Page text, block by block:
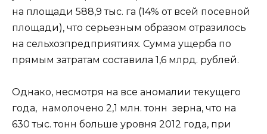
на площади 588,9 тыс. га (14% от всей посевной
площади), что серьезным образом отразилось
на сельхозпредприятиях. Сумма ущерба по
прямым затратам составила 1,6 млрд. рублей.
Однако, несмотря на все аномалии текущего
года, намолочено 2,1 млн. тонн зерна, что на
630 тыс. тонн больше уровня 2012 года, при